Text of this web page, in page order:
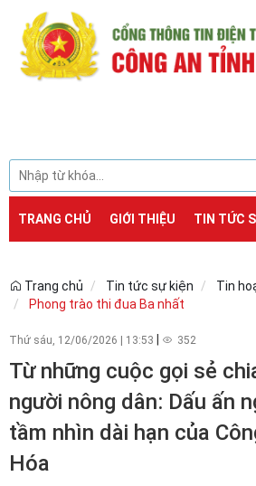
TRANG CHỦ GIỚI THIỆU TIN TỨC
Trang chủ Tin tức sự kiện
Tin
Phong trào thi đua Ba nhất
Thứ sáu, 12/06/2026 | 13:53 352
Từ những cuộc gọi sẻ
người nông dân: Dấu ấn
tầm nhìn dài hạn của
Hóa